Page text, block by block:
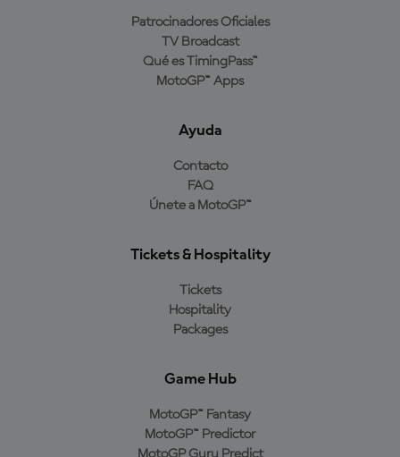
Patrocinadores Oficiales
TV Broadcast
Qué es TimingPass™
MotoGP™ Apps
Ayuda
Contacto
FAQ
Únete a MotoGP™
Tickets & Hospitality
Tickets
Hospitality
Packages
Game Hub
MotoGP™ Fantasy
MotoGP™ Predictor